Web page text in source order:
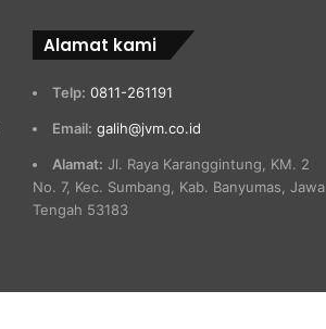
Alamat kami
Telp: 0811-261191
Email: galih@jvm.co.id
Alamat: Jl. Raya Karanggintung, KM. 2
No. 7, Kec. Sumbang, Kab. Banyumas, Jawa
Tengah 53183